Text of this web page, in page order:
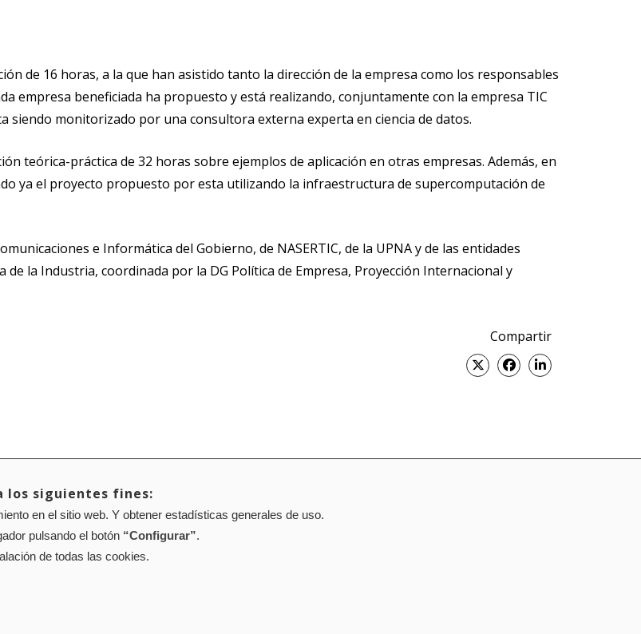
de 16 horas, a la que han asistido tanto la dirección de la empresa como los responsables
empresa beneficiada ha propuesto y está realizando, conjuntamente con la empresa TIC
siendo monitorizado por una consultora externa experta en ciencia de datos.
teórica-práctica de 32 horas sobre ejemplos de aplicación en otras empresas. Además, en
ya el proyecto propuesto por esta utilizando la infraestructura de supercomputación de
e Informática del Gobierno, de NASERTIC, de la UPNA y de las entidades
la Industria, coordinada por la DG Política de Empresa, Proyección Internacional y
Compartir
TwitterFacebookLinked
de cookies
Tel.: 848 42 08 72 corporacion@cpen.es
los siguientes fines:
en el sitio web. Y obtener estadísticas generales de uso.
pulsando el botón “Configurar”.
de todas las cookies.